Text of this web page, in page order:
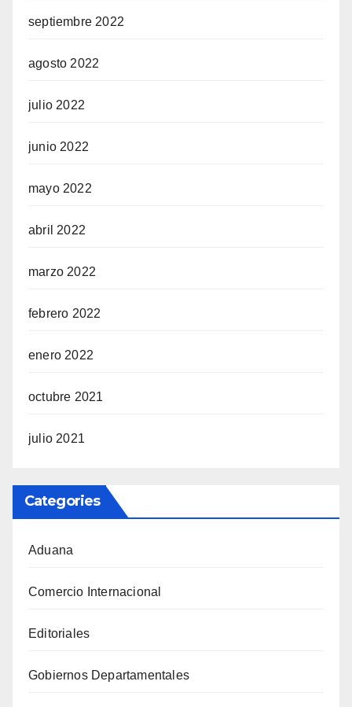
septiembre 2022
agosto 2022
julio 2022
junio 2022
mayo 2022
abril 2022
marzo 2022
febrero 2022
enero 2022
octubre 2021
julio 2021
Categories
Aduana
Comercio Internacional
Editoriales
Gobiernos Departamentales